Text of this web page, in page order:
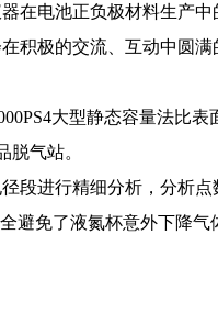
电池正负极材料生产
积极的交流、互动中圆满
大型静态容量法比
脱气站。
进行精细分析，分析
避免了液氮杯意外下降